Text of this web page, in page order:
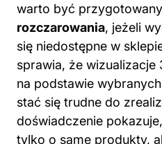
warto być
rozczarowania, jeżeli
się niedostępne w
sprawia, że
na podstawie
stać się trudne do
doświadczenie
tylko o same produkty,